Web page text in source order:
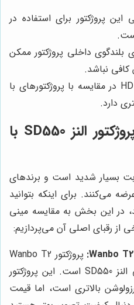
این پروژکتور برای استفاده در
داخلی پروژکتور ممکن
کافی نباشد.
رزولوشن HD در مقایسه با پروژکتورهای با
دارد.
مقایسه مینی ویدئو پروژکتور النز SD550 با
بسیار شدید است و برندهای
می‌کنند. برای اینکه بتوانید
در این بخش به مقایسه مینی
پروژکتور Wanbo T2
Free یکی از رقبای اصلی النز SD550 است. این پروژکتور
بالاتری است، اما قیمت